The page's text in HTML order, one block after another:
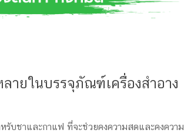
ายในบรรจุภัณฑ์เครื่องสำอาง
บชาและกาแฟ ที่จะช่วยคงความสดและคงความ